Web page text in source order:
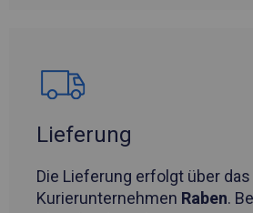
Lieferung
Die Lieferung erfolgt über das
Kurierunternehmen Raben.